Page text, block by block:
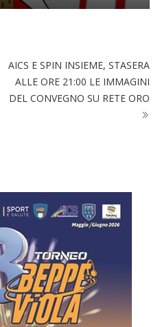
AICS E SPIN INSIEME, STASERA
ALLE ORE 21:00 LE IMMAGINI
DEL CONVEGNO SU RETE ORO